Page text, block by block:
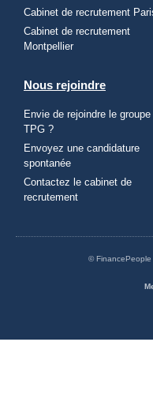
Cabinet de recrutement
Cabinet de recrutement
Montpellier
Nous rejoindre
Envie de rejoindre le groupe
TPG ?
Envoyez une candidature
spontanée
Contactez le cabinet de
recrutement
© FinancePeople